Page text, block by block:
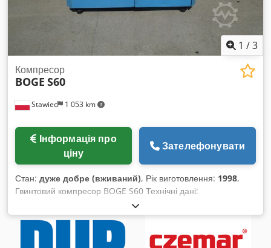
1 /3
Stawiec 1 053 km
Компресор
BOGE S60
ціну
Зателефонувати
Стан: дуже добре (вживаний), Рік виготовлення: 1998,
Гвинтовий компресор BOGE S60 Технічні дані:
продуктивність: 6,80 м3/хв (6800 л/хв); двигун потужністю 45
кВт; максимальний тиск: 8 бар; Dodpfen Arlnox Almekr
напрацювання: 18100 год; рік випуску: 1998 Компресор
повністю справний; гарантуємо сервісне обслуговування.